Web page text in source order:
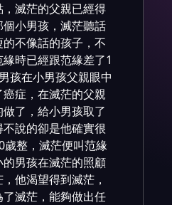
滅茫的父親已經得
小男孩，滅茫聽話
不像話的孩子，不
時已經跟范緣差了1
孩在小男孩父親眼中
症，在滅茫的父親
了，給小男孩取了
說的卻是他確實很
整，滅茫便叫范緣
男孩在滅茫的照顧
他渴望得到滅茫，
滅茫，能夠做出任